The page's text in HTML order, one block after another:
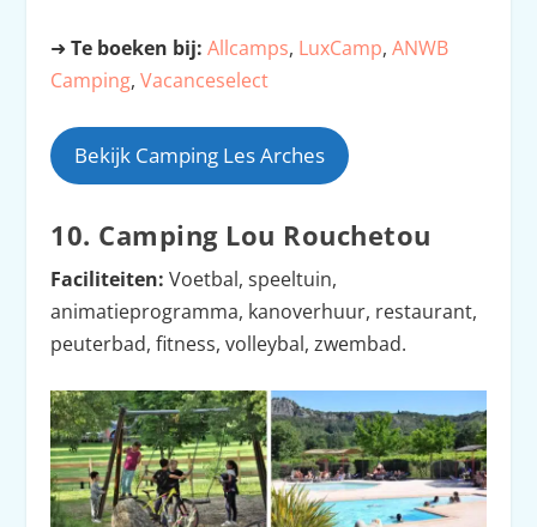
➜Te boeken bij: Allcamps, LuxCamp,ANWB
Camping,Vacanceselect
Bekijk Camping Les Arches
10. Camping Lou Rouchetou
Faciliteiten: Voetbal, speeltuin,
animatieprogramma, kanoverhuur, restaurant,
peuterbad, fitness, volleybal, zwembad.